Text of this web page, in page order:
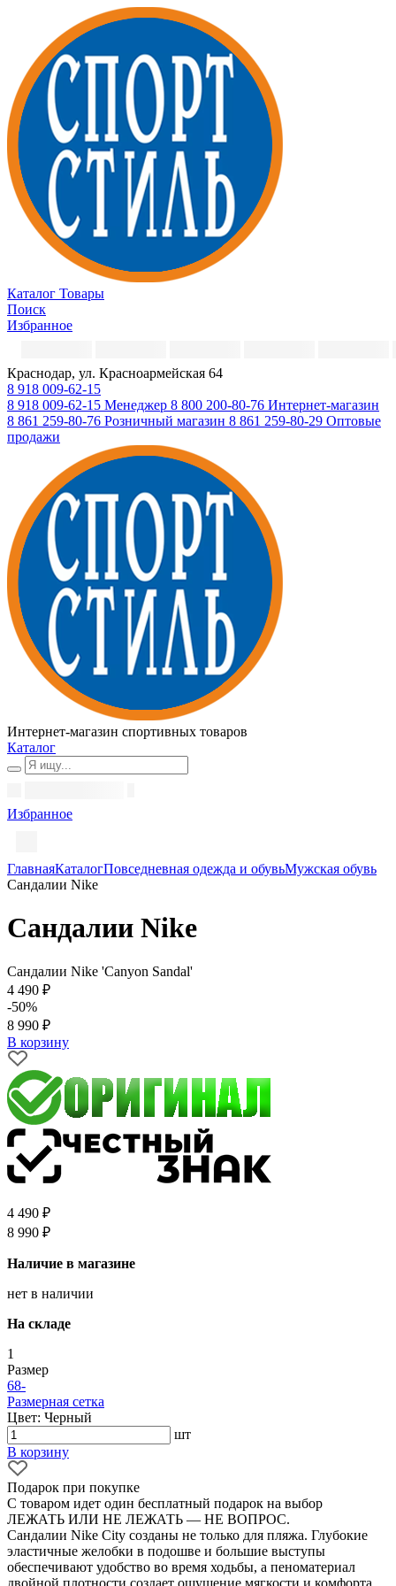
Каталог Товары
Поиск
Избранное
Краснодар, ул. Красноармейская 64
8 918 009-62-15
8 918 009-62-15 Менеджер 8 800 200-80-76 Интернет-магазин
8 861 259-80-76 Розничный магазин 8 861 259-80-29 Оптовые
продажи
Интернет-магазин спортивных товаров
Каталог
Избранное
ГлавнаяКаталогПовседневная одежда и обувьМужская обувь
Сандалии Nike
Сандалии Nike
Сандалии Nike 'Canyon Sandal'
4 490 ₽
-50%
8 990 ₽
В корзину
4 490 ₽
8 990 ₽
Наличие в магазине
нет в наличии
На складе
1
Размер
68-
Размерная сетка
Цвет: Черный
шт
В корзину
Подарок при покупке
С товаром идет один бесплатный подарок на выбор
ЛЕЖАТЬ ИЛИ НЕ ЛЕЖАТЬ — НЕ ВОПРОС.
Сандалии Nike City созданы не только для пляжа. Глубокие
эластичные желобки в подошве и большие выступы
обеспечивают удобство во время ходьбы, а пеноматериал
двойной плотности создает ощущение мягкости и комфорта